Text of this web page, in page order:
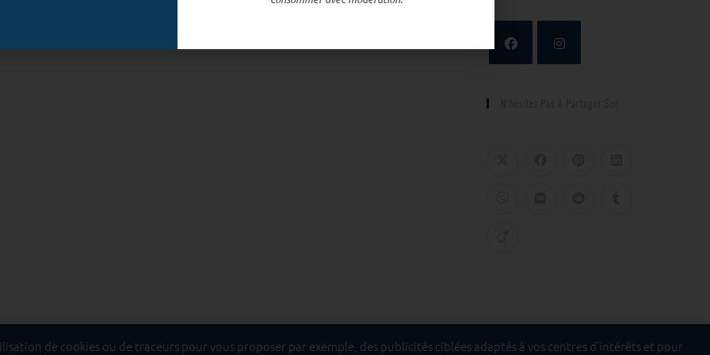
N’hésitez Pas À Partager Sur
dangereux pour la santé, à consommer avec modération.
de cookies ou de traceurs pour vous proposer par exemple, des publicités ciblées adaptés à vos centres d’intérêts et pour